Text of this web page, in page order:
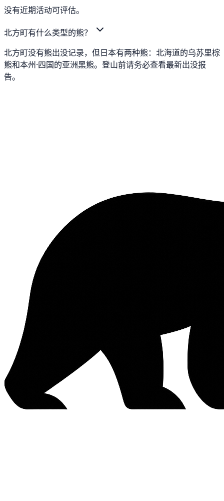
没有近期活动可评估。
北方町有什么类型的熊？
北方町没有熊出没记录，但日本有两种熊：北海道的乌苏里棕
熊和本州·四国的亚洲黑熊。登山前请务必查看最新出没报
告。